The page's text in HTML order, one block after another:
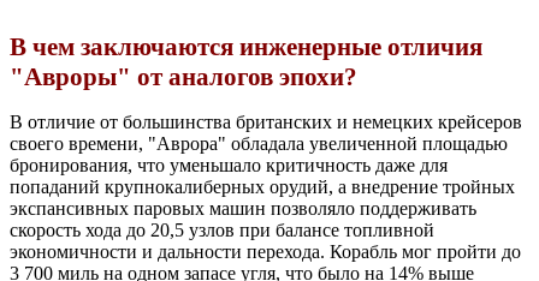
В чем заключаются инженерные отличия
"Авроры" от аналогов эпохи?
В отличие от большинства британских и немецких крейсеров
своего времени, "Аврора" обладала увеличенной площадью
бронирования, что уменьшало критичность даже для
попаданий крупнокалиберных орудий, а внедрение тройных
экспансивных паровых машин позволяло поддерживать
скорость хода до 20,5 узлов при балансе топливной
экономичности и дальности перехода. Корабль мог пройти до
3 700 миль на одном запасе угля, что было на 14% выше